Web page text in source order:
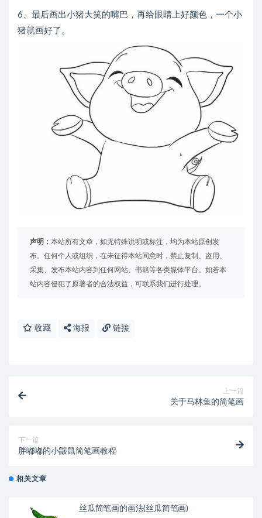
6、最后画出小猪大笑的嘴巴，再给眼睛上好颜色，一个小
猪就画好了。
声明： 本站所有文章，如无特殊说明或标注，均为本站原创发
布。任何个人或组织，在未征得本站同意时，禁止复制、盗用、
采集、发布本站内容到任何网站、书籍等各类媒体平台。如若本
站内容侵犯了原著者的合法权益，可联系我们进行处理。
收藏 海报 链接
上一篇
关于马林鱼的简笔画
下一篇
胖嘟嘟的小鼹鼠简笔画教程
相关文章
丝瓜简笔画的画法(丝瓜简笔画)